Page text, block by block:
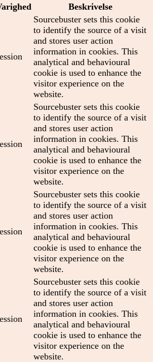
Beskrivelse
Sourcebuster sets this cookie
to identify the source of a visit
and stores user action
information in cookies. This
analytical and behavioural
cookie is used to enhance the
visitor experience on the
website.
Sourcebuster sets this cookie
to identify the source of a visit
and stores user action
information in cookies. This
analytical and behavioural
cookie is used to enhance the
visitor experience on the
website.
Sourcebuster sets this cookie
to identify the source of a visit
and stores user action
information in cookies. This
analytical and behavioural
cookie is used to enhance the
visitor experience on the
website.
Sourcebuster sets this cookie
to identify the source of a visit
and stores user action
information in cookies. This
analytical and behavioural
cookie is used to enhance the
visitor experience on the
website.